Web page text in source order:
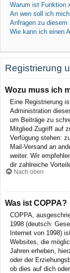
Warum ist Funktion
An wen soll ich
Anfragen zu diesem
Wie kann ich einen
Registrierung
Wozu muss ich
Eine Registrierung
Administration
um Beiträge zu
Mitglied Zugriff auf
Verfügung stehen:
Mail-Versand an
weiter. Wir
dir zahlreiche
Nach oben
Was ist COPPA?
COPPA,
1998 (deutsch:
Internet von 1998)
Websites, die
Jahren erheben,
oder der
ob dies auf dich